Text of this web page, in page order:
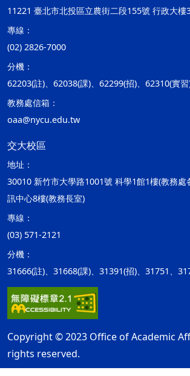
11221 臺北市北投區立農街二段155號 行政大樓
專線：
(02) 2826-7000
分機：
62203(註)、62038(課)、62299(招)、62310(實
教務處信箱：
oaa@nycu.edu.tw
交大校區
地址：
30010 新竹市大學路1001號 科學1館1樓(教務處
訊中心8樓(教務長室)
專線：
(03) 571-2121
分機：
31666(註)、31668(課)、31391(招)、31751、
Copyright © 2023 Office of Academic
rights reserved.